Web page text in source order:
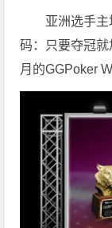
亚洲选手主
码：只要夺冠
月的GGPoker